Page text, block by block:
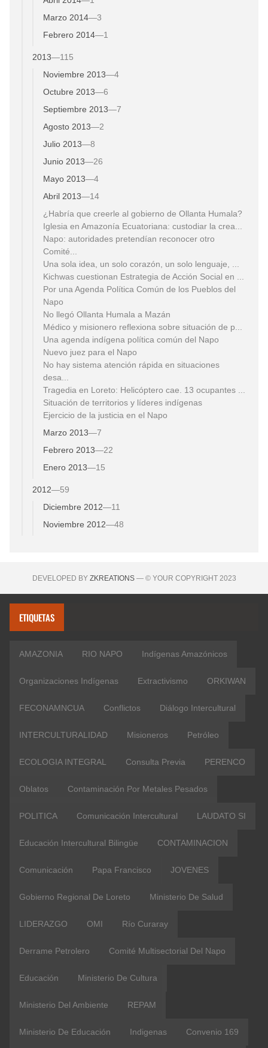
Marzo 2014—3
Febrero 2014—1
2013—115
Noviembre 2013—4
Octubre 2013—6
Septiembre 2013—7
Agosto 2013—2
Julio 2013—8
Junio 2013—26
Mayo 2013—4
Abril 2013—14
¿Habría que creerle al gobierno de Ollanta Humala?
Iglesia en Amazonía Ecuatoriana: custodiar la crea...
Napo: autoridades pretendían reconocer otro
Comité...
Una sola idea, un solo corazón, un solo lenguaje, ...
Kichwas cuestionan Estrategia de Acción Social en ...
Por una Agenda Política Común de los Pueblos del
Napo
No llegó Ollanta Humala a Mazán
Médico y misionero reflexiona sobre situación de p...
Una agenda indígena política común del Napo
Nuevo juez para el Napo
No hay sistema atención rápida en situaciones
desa...
Tragedia en Loreto: Helicóptero cae. 13 ocupantes ...
Situación de territorios y líderes indígenas
Ejercicio de la justicia en el Napo
Marzo 2013—7
Febrero 2013—22
Enero 2013—15
2012—59
Diciembre 2012—11
Noviembre 2012—48
DEVELOPED BY ZKREATIONS— © YOUR COPYRIGHT 2023
ETIQUETAS
AMAZONIA RIO NAPO Indígenas Amazónicos
Organizaciones Indígenas Extractivismo ORKIWAN
FECONAMNCUA Conflictos Diálogo Intercultural
INTERCULTURALIDAD Misioneros Petróleo
ECOLOGIA INTEGRAL Consulta Previa PERENCO
Oblatos Contaminación Por Metales Pesados
POLITICA Comunicación Intercultural LAUDATO SI
Educación Intercultural Bilingüe CONTAMINACION
Comunicación Papa Francisco JOVENES
Gobierno Regional De Loreto Ministerio De Salud
LIDERAZGO OMI Río Curaray
Derrame Petrolero Comité Multisectorial Del Napo
Educación Ministerio De Cultura
Ministerio Del Ambiente REPAM
Ministerio De Educación Indigenas Convenio 169